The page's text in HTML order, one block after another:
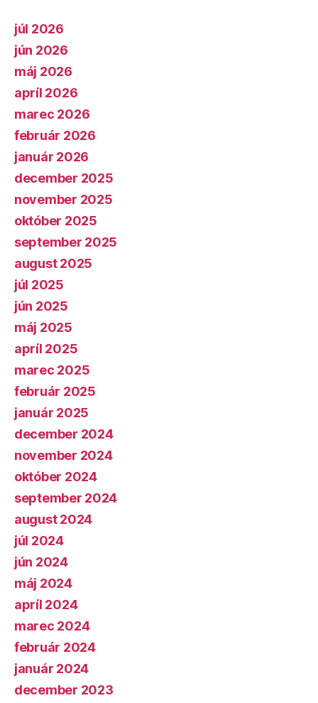
júl 2026
jún 2026
máj 2026
apríl 2026
marec 2026
február 2026
január 2026
december 2025
november 2025
október 2025
september 2025
august 2025
júl 2025
jún 2025
máj 2025
apríl 2025
marec 2025
február 2025
január 2025
december 2024
november 2024
október 2024
september 2024
august 2024
júl 2024
jún 2024
máj 2024
apríl 2024
marec 2024
február 2024
január 2024
december 2023